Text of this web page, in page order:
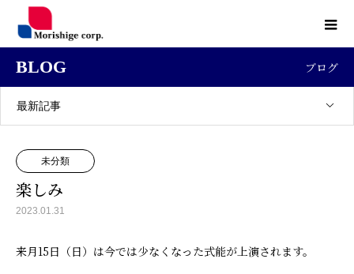
BLOG ブログ
最新記事
未分類
楽しみ
2023.01.31
来月15日（日）は今では少なくなった式能が上演されます。